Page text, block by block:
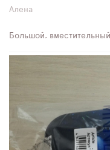
Алена
Большой,